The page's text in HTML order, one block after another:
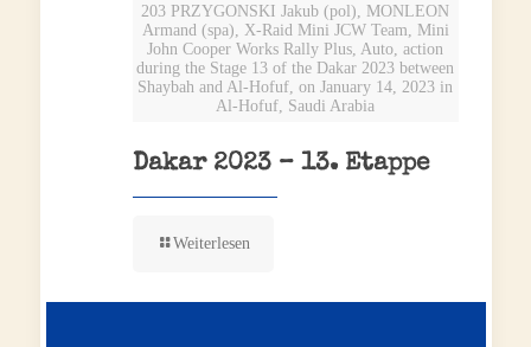
203 PRZYGONSKI Jakub (pol), MONLEON
Armand (spa), X-Raid Mini JCW Team, Mini
John Cooper Works Rally Plus, Auto, action
during the Stage 13 of the Dakar 2023 between
Shaybah and Al-Hofuf, on January 14, 2023 in
Al-Hofuf, Saudi Arabia
Dakar 2023 – 13. Etappe
Weiterlesen